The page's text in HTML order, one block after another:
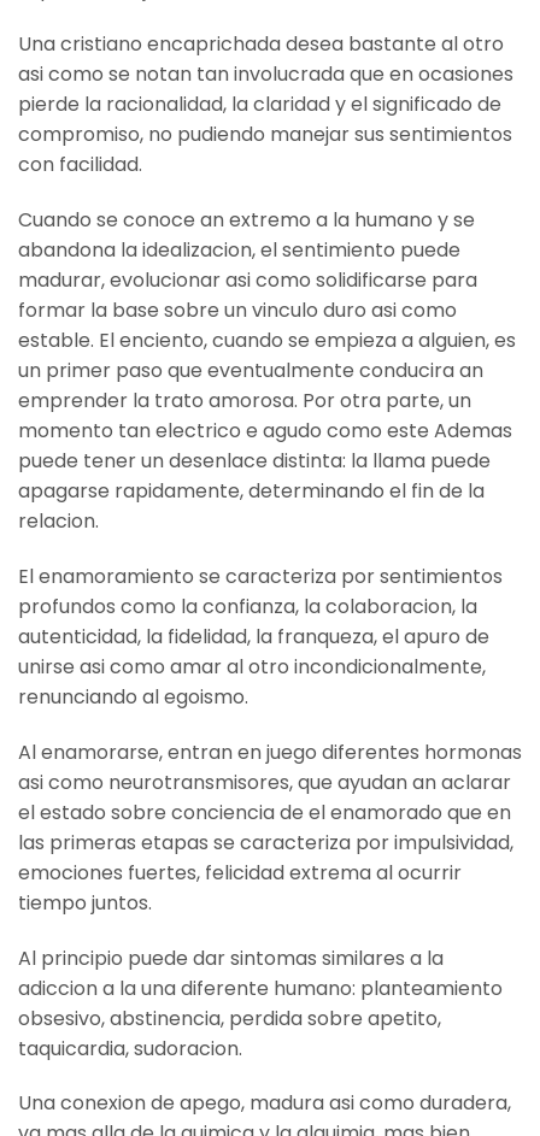
Una cristiano encaprichada desea bastante al otro
asi­ como se notan tan involucrada que en ocasiones
pierde la racionalidad, la claridad y el significado de
compromiso, no pudiendo manejar sus sentimientos
con facilidad.
Cuando se conoce an extremo a la humano y se
abandona la idealizacion, el sentimiento puede
madurar, evolucionar asi­ como solidificarse para
formar la base sobre un vinculo duro asi­ como
estable. El enciento, cuando se empieza a alguien, es
un primer paso que eventualmente conducira an
emprender la trato amorosa. Por otra parte, un
momento tan electrico e agudo como este Ademas
puede tener un desenlace distinta: la llama puede
apagarse rapidamente, determinando el fin de la
relacion.
El enamoramiento se caracteriza por sentimientos
profundos como la confianza, la colaboracion, la
autenticidad, la fidelidad, la franqueza, el apuro de
unirse asi­ como amar al otro incondicionalmente,
renunciando al egoismo.
Al enamorarse, entran en juego diferentes hormonas
asi­ como neurotransmisores, que ayudan an aclarar
el estado sobre conciencia de el enamorado que en
las primeras etapas se caracteriza por impulsividad,
emociones fuertes, felicidad extrema al ocurrir
tiempo juntos.
Al principio puede dar sintomas similares a la
adiccion a la una diferente humano: planteamiento
obsesivo, abstinencia, perdida sobre apetito,
taquicardia, sudoracion.
Una conexion de apego, madura asi­ como duradera,